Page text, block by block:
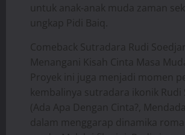
untuk anak-anak muda zaman
ungkap Pidi Baiq.
Comeback Sutradara Rudi
Menangani Kisah Cinta Masa
Proyek ini juga menjadi momen
kembalinya sutradara ikonik Rudi
(Ada Apa Dengan Cinta?,
dalam menggarap dinamika